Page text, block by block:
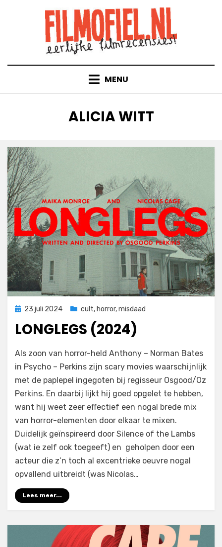
MENU
TAG
:
ALICIA WITT
Geplaatst
23 juli 2024 cult, horror,misdaad
LONGLEGS (2024)
Filmofiel.nl
Als zoon van horror-held Anthony – Norman Bates
in Psycho – Perkins zijn scary movies waarschijnlijk
met de paplepel ingegoten bij regisseur Osgood/Oz
Perkins. En daarbij lijkt hij goed opgelet te hebben,
want hij weet zeer effectief een nogal brede mix
van horror-elementen door elkaar te mixen.
Duidelijk geïnspireerd door Silence of the Lambs
(wat ie zelf ook toegeeft) en geholpen door een
acteur die z’n toch al excentrieke oeuvre nogal
opvallend uitbreidt (was Nicolas…
Lees meer...